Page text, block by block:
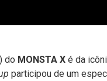
do MONSTA X é da
participou de um